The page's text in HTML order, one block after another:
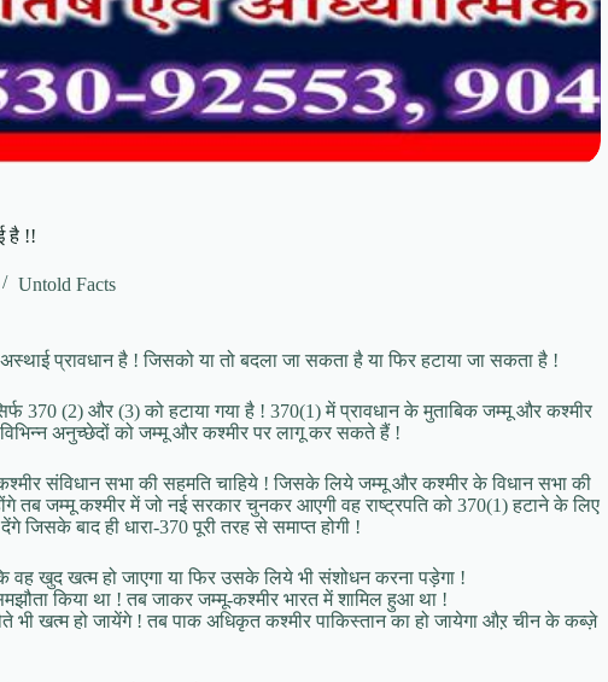
है !!
Untold Facts
प्रावधान है ! जिसको या तो बदला जा सकता है या फिर हटाया जा सकता है !
370 (2) और (3) को हटाया गया है ! 370(1) में प्रावधान के मुताबिक जम्मू और कश्मीर
अनुच्छेदों को जम्मू और कश्मीर पर लागू कर सकते हैं !
संविधान सभा की सहमति चाहिये ! जिसके लिये जम्मू और कश्मीर के विधान सभा की
जम्मू कश्मीर में जो नई सरकार चुनकर आएगी वह राष्ट्रपति को 370(1) हटाने के लिए
जिसके बाद ही धारा-370 पूरी तरह से समाप्त होगी !
खुद खत्म हो जाएगा या फिर उसके लिये भी संशोधन करना पड़ेगा !
किया था ! तब जाकर जम्मू-कश्मीर भारत में शामिल हुआ था !
खत्म हो जायेंगे ! तब पाक अधिकृत कश्मीर पाकिस्तान का हो जायेगा औऱ चीन के कब्ज़े